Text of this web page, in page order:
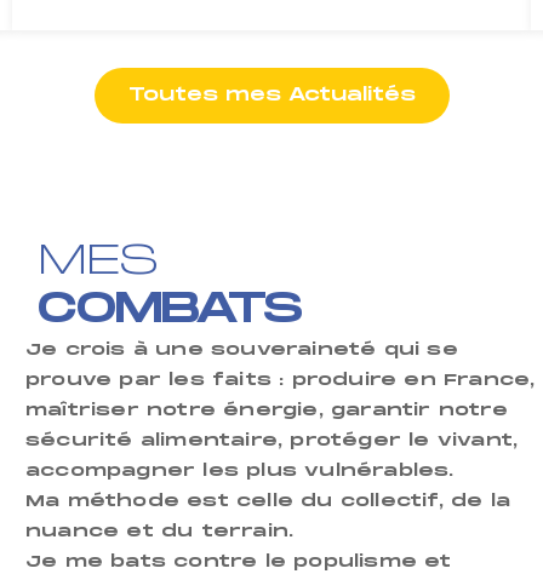
Toutes mes Actualités
MES
COMBATS
Je crois à une souveraineté qui se
prouve par les faits : produire en France,
maîtriser notre énergie, garantir notre
sécurité alimentaire, protéger le vivant,
accompagner les plus vulnérables.
Ma méthode est celle du collectif, de la
nuance et du terrain.
Je me bats contre le populisme et